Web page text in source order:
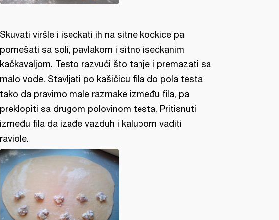
Skuvati viršle i iseckati ih na sitne kockice pa
pomešati sa soli, pavlakom i sitno iseckanim
kačkavaljom. Testo razvući što tanje i premazati sa
malo vode. Stavljati po kašičicu fila do pola testa
tako da pravimo male razmake između fila, pa
preklopiti sa drugom polovinom testa. Pritisnuti
između fila da izađe vazduh i kalupom vaditi
raviole.